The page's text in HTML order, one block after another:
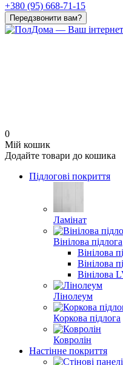
+380 (95) 668-71-15
Передзвонити вам?
0
Мій кошик
Додайте товари до кошика
Підлогові покриття
Ламінат
Вінілова підлога
Вінілова
Вінілова
Вінілова
Лінолеум
Коркова підлога
Ковролін
Настінне покриття